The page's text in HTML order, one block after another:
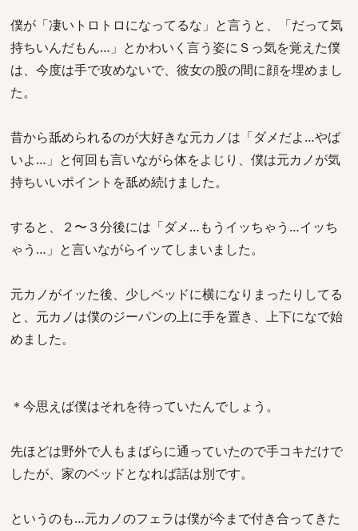
僕が「凄いトロトロになってるな」と言うと、「だって気
持ちいんだもん…」とかわいく言う姿にＳっ気を覚えた僕
は、今度は手で攻めないで、彼女の股の間に顔を埋めまし
た。
昔から舐められるのが大好きな元カノは「ダメだよ…やば
いよ…」と何回も言いながら体をよじり、僕は元カノが気
持ちいいポイントを舐め続けました。
すると、２〜３分後には「ダメ…もうイッちゃう…イッち
ゃう…」と言いながらイッてしまいました。
元カノがイッた後、少しベッドに横になりまったりしてる
と、元カノは僕のジーパンの上に手を置き、上下になで始
めました。
＊今思えば僕はそれを待っていたんでしょう。
先ほどは野外で人もまばらに通っていたので手コキだけで
したが、家のベッドとなれば話は別です。
というのも…元カノのフェラは僕が今まで付き合ってきた